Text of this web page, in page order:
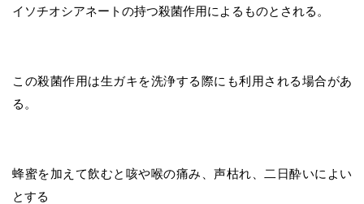
イソチオシアネートの持つ殺菌作用によるものとされる。
この殺菌作用は生ガキを洗浄する際にも利用される場合があ
る。
蜂蜜を加えて飲むと咳や喉の痛み、声枯れ、二日酔いによい
とする